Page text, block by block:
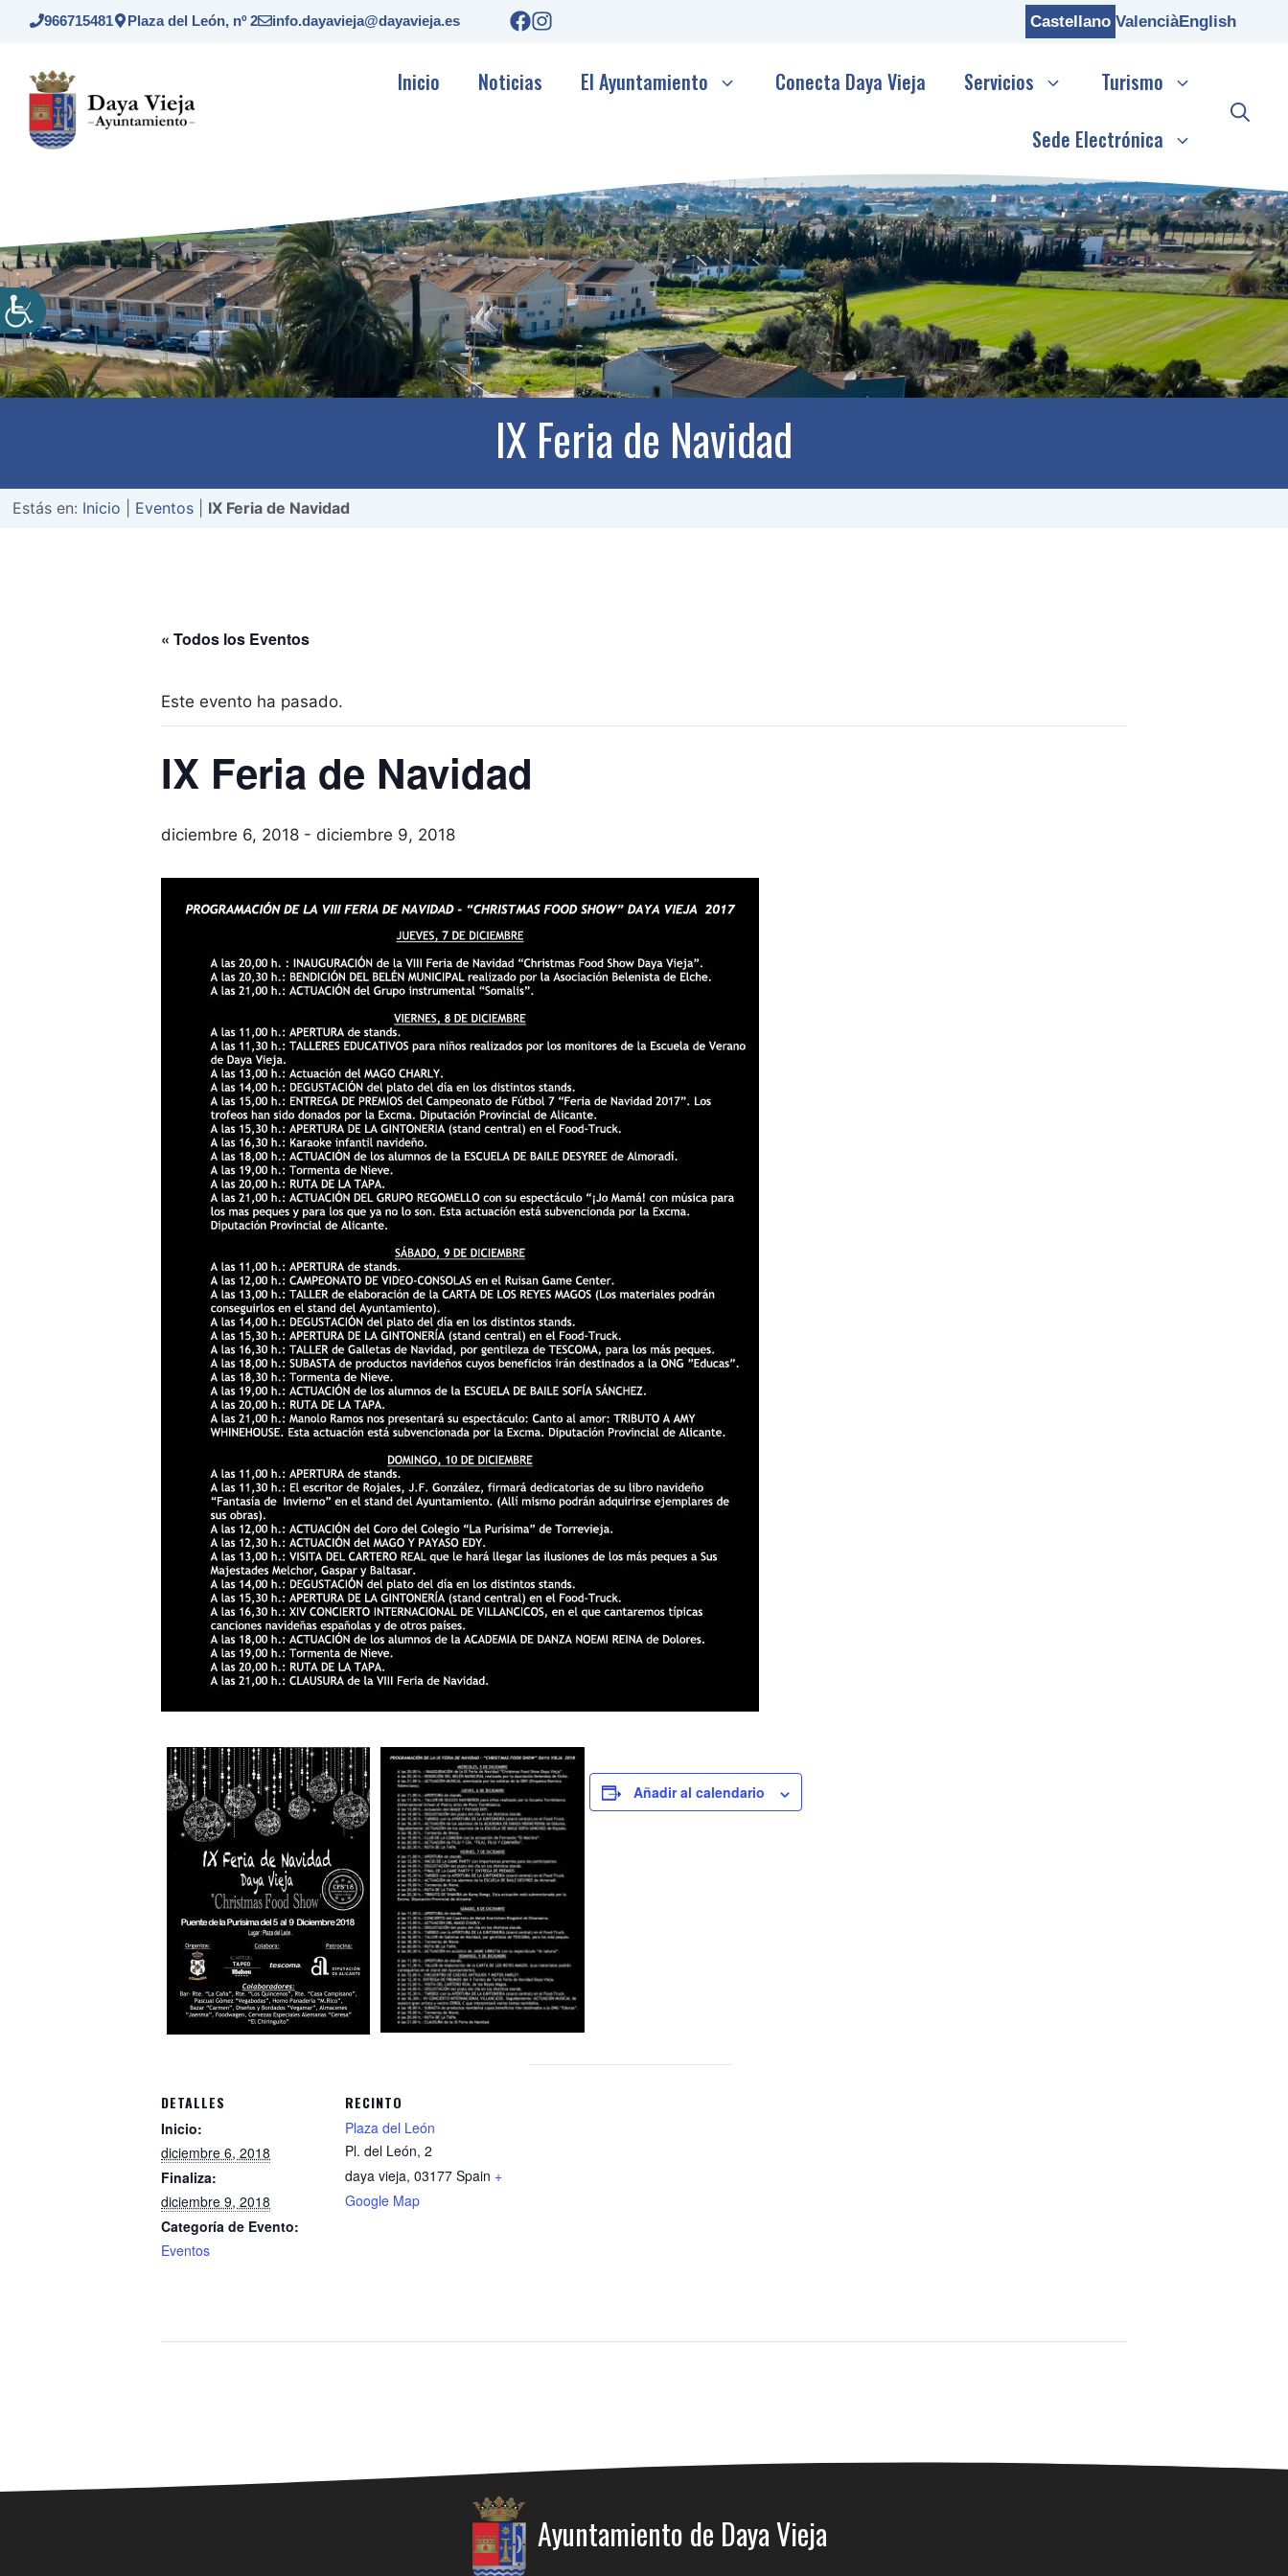
Saltar
966715481 Plaza del León, nº 2 info.dayavieja@dayavieja.es Castellano ValenciàEnglish
Inicio Noticias El Ayuntamiento Conecta Daya Vieja Servicios
Turismo
Sede Electrónica
IX Feria de Navidad
Estás en: Inicio Eventos IX Feria de Navidad
« Todos los Eventos
Este evento ha pasado.
IX Feria de Navidad
diciembre 6, 2018 - diciembre 9, 2018
Añadir al calendario
DETALLES
Inicio:
diciembre 6, 2018
Finaliza:
diciembre 9, 2018
Categoría de Evento:
Eventos
RECINTO
Plaza del León
Pl. del León, 2
daya vieja, 03177 Spain +
Google Map
Ayuntamiento de Daya Vieja